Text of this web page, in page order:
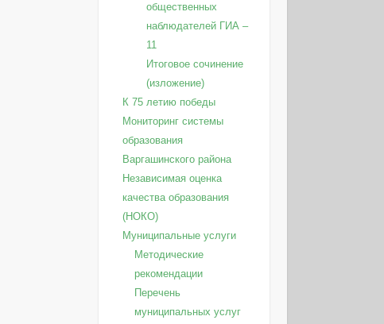
общественных
наблюдателей ГИА –
11
Итоговое сочинение
(изложение)
К 75 летию победы
Мониторинг системы
образования
Варгашинского района
Независимая оценка
качества образования
(НОКО)
Муниципальные услуги
Методические
рекомендации
Перечень
муниципальных услуг